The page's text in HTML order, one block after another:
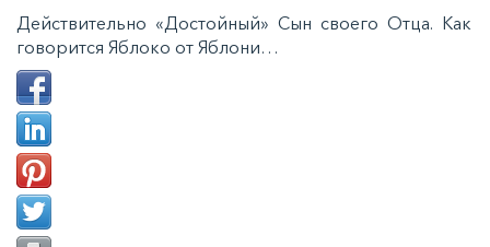
Действительно «Достойный» Сын своего Отца. Как
говорится Яблоко от Яблони…